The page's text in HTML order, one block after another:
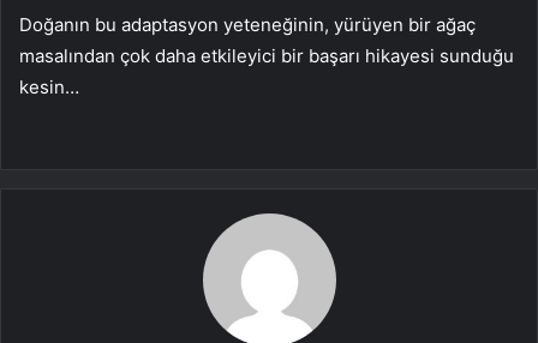
Doğanın bu adaptasyon yeteneğinin, yürüyen bir ağaç
masalından çok daha etkileyici bir başarı hikayesi sunduğu
kesin…